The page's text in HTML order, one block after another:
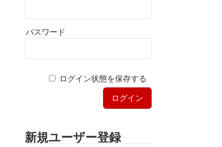
パスワード
ログイン状態を保存する
新規ユーザー登録